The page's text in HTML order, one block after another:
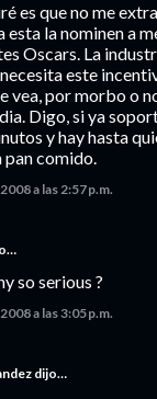
es que no me
esta la nominen a
Oscars. La
este
vea, por morbo o
Digo, si ya
y hay hasta
pan comido.
a las 2:57 p.m.
so serious ?
a las 3:05 p.m.
dijo…